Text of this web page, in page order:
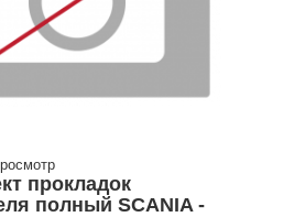
прокладок
полный SCANIA -